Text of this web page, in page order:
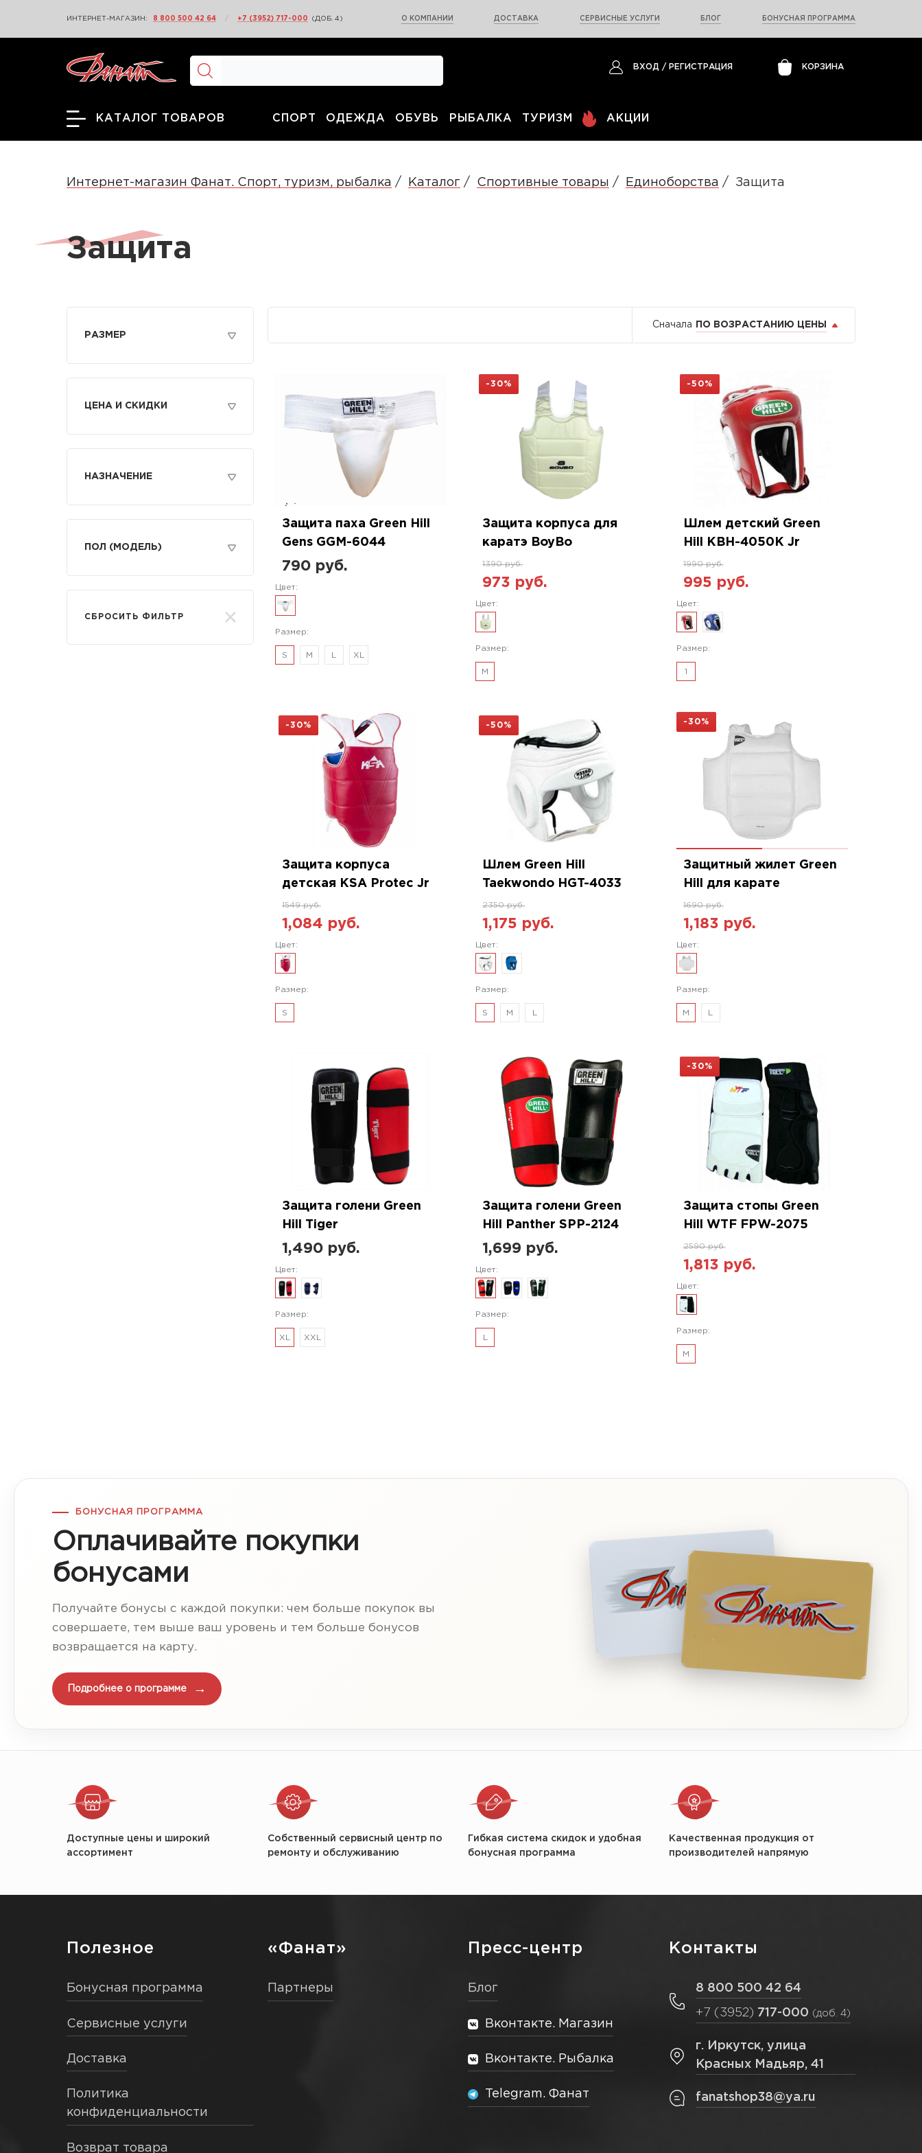
ИНТЕРНЕТ-МАГАЗИН: 8 800 500 42 64 / +7 (3952) 717-000 (ДОБ. 4) О КОМПАНИИ ДОСТАВКА СЕРВИСНЫЕ УСЛУГИ БЛОГ БОНУСНАЯ ПРОГРАММА
ВХОД / РЕГИСТРАЦИЯ КОРЗИНА
КАТАЛОГ ТОВАРОВ СПОРТ ОДЕЖДА ОБУВЬ РЫБАЛКА ТУРИЗМ АКЦИИ
Интернет-магазин Фанат. Спорт, туризм, рыбалка Каталог Спортивные товары Единоборства Защита
Защита
РАЗМЕР
S M
ЦЕНА И СКИДКИ
Только со скидкой
НАЗНАЧЕНИЕ
Для единоборств
Защита спины
ПОЛ (МОДЕЛЬ)
Взрослый
СБРОСИТЬ ФИЛЬТР
Сначала ПО ВОЗРАСТАНИЮ ЦЕНЫ
Защита паха Green Hill
Gens GGM-6044
790 руб.
Цвет:
Размер:
S M L XL
-30%
Защита корпуса для
каратэ BoyBo
1390 руб.
973 руб.
Цвет:
Размер:
M
-50%
Шлем детский Green
Hill KBH-4050K Jr
1990 руб.
995 руб.
Цвет:
Размер:
1
-30%
Защита корпуса
детская KSA Protec Jr
1549 руб.
1,084 руб.
Цвет:
Размер:
S
-50%
Шлем Green Hill
Taekwondo HGT-4033
2350 руб.
1,175 руб.
Цвет:
Размер:
S M L
-30%
Защитный жилет Green
Hill для карате
1690 руб.
1,183 руб.
Цвет:
Размер:
M L
Защита голени Green
Hill Tiger
1,490 руб.
Цвет:
Размер:
XL XXL
Защита голени Green
Hill Panther SPP-2124
1,699 руб.
Цвет:
Размер:
L
-30%
Защита стопы Green
Hill WTF FPW-2075
2590 руб.
1,813 руб.
Цвет:
Размер:
M
БОНУСНАЯ ПРОГРАММА
Оплачивайте покупки
бонусами
Получайте бонусы с каждой покупки: чем больше покупок вы
совершаете, тем выше ваш уровень и тем больше бонусов
возвращается на карту.
Подробнее о программе
Доступные цены и широкий
ассортимент
Собственный сервисный центр по
ремонту и обслуживанию
Гибкая система скидок и удобная
бонусная программа
Качественная продукция от
производителей напрямую
Полезное
Бонусная программа
Сервисные услуги
Доставка
Политика
конфиденциальности
Возврат товара
«Фанат»
Партнеры
Пресс-центр
Блог
Вконтакте. Магазин
Вконтакте. Рыбалка
Telegram. Фанат
Контакты
8 800 500 42 64
+7 (3952) 717-000 (доб. 4)
г. Иркутск, улица
Красных Мадьяр, 41
fanatshop38@ya.ru